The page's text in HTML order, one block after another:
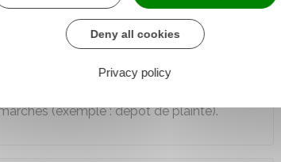
l'antisémitisme et la haine anti-LGBT
un soutien moral et juridique (par
des professionnels (
(exemple : dépôt de plainte).
Deny all cookies
Privacy policy